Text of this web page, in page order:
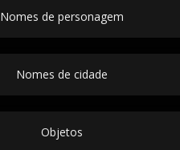
Nomes de personagem
Nomes de cidade
Objetos